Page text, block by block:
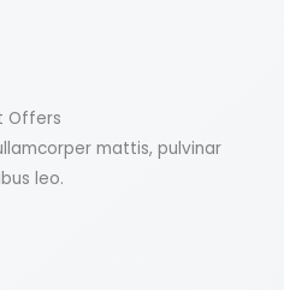
Offers
mattis, pulvinar
leo.